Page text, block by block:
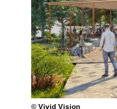
© Vivid Vision